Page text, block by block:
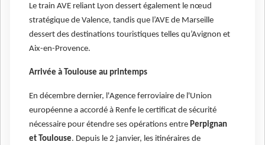
Le train AVE reliant Lyon dessert également le nœud
stratégique de Valence, tandis que l’AVE de Marseille
dessert des destinations touristiques telles qu’Avignon et
Aix-en-Provence.
Arrivée à Toulouse au printemps
En décembre dernier, l'Agence ferroviaire de l'Union
européenne a accordé à Renfe le certificat de sécurité
nécessaire pour étendre ses opérations entre Perpignan
et Toulouse. Depuis le 2 janvier, les itinéraires de